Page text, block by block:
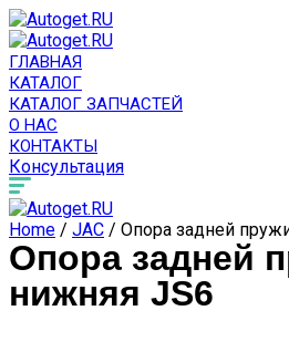
ГЛАВНАЯ
КАТАЛОГ
КАТАЛОГ ЗАПЧАСТЕЙ
О НАС
КОНТАКТЫ
Консультация
Home / JAC / Опора задней
Опора задней
нижняя JS6